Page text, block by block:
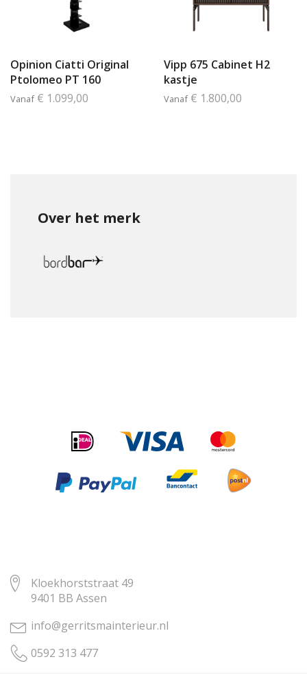
Opinion Ciatti Original
Ptolomeo PT 160
Vanaf € 1.099,00
Vipp 675 Cabinet H2
kastje
Vanaf € 1.800,00
Over het merk
Kloekhorststraat 49
9401 BB Assen
info@gerritsmainterieur.nl
0592 313 477